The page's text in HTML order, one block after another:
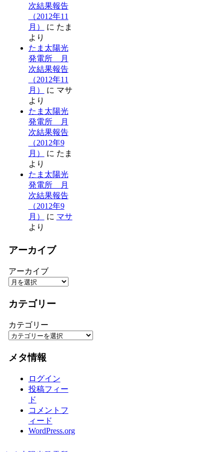
次結果報告
（2012年11
月）
に たま
より
たま太陽光
発電所 月
次結果報告
（2012年11
月）
に マサ
より
たま太陽光
発電所 月
次結果報告
（2012年9
月）
に たま
より
たま太陽光
発電所 月
次結果報告
（2012年9
月）
に マサ
より
アーカイブ
アーカイブ
カテゴリー
カテゴリー
メタ情報
ログイン
投稿フィー
ド
コメントフ
ィード
WordPress.org